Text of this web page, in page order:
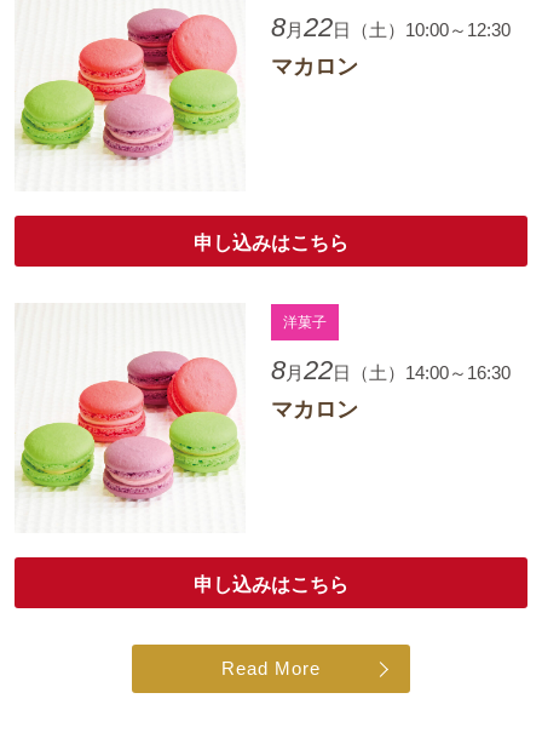
8月 22日（土）10:00～12:30
マカロン
申し込みはこちら
洋菓子
8月22日（土）14:00～16:30
マカロン
申し込みはこちら
Read More